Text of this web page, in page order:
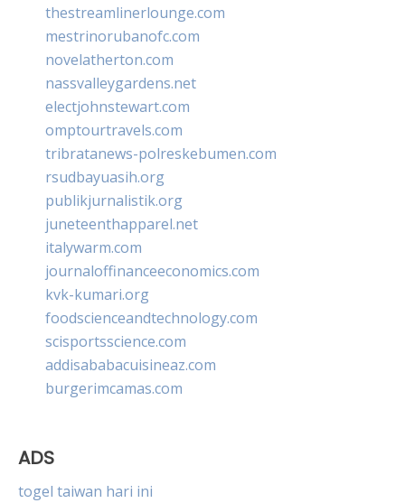
thestreamlinerlounge.com
mestrinorubanofc.com
novelatherton.com
nassvalleygardens.net
electjohnstewart.com
omptourtravels.com
tribratanews-polreskebumen.com
rsudbayuasih.org
publikjurnalistik.org
juneteenthapparel.net
italywarm.com
journaloffinanceeconomics.com
kvk-kumari.org
foodscienceandtechnology.com
scisportsscience.com
addisababacuisineaz.com
burgerimcamas.com
ADS
togel taiwan hari ini